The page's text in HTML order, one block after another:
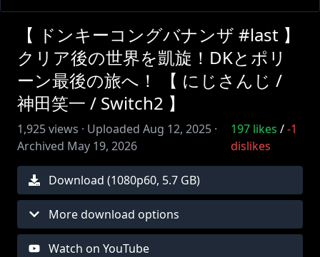
【 ドンキーコングバナンザ #last 】
クリア後の世界を凱旋！DKとポリ
ーン最後の旅へ！ 【 にじさんじ /
神田笑一 / Switch2 】
1,925views · Uploaded Aug 12, 2025 ·
Archived May 19, 2026
197likes /-1
dislikes
Download (1080p60, 5.7 GB)
More download options
Watch on YouTube